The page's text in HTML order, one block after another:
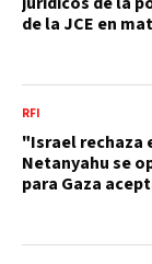
de la JCE en
RFI
"Israel rechaza
Netanyahu se
para Gaza